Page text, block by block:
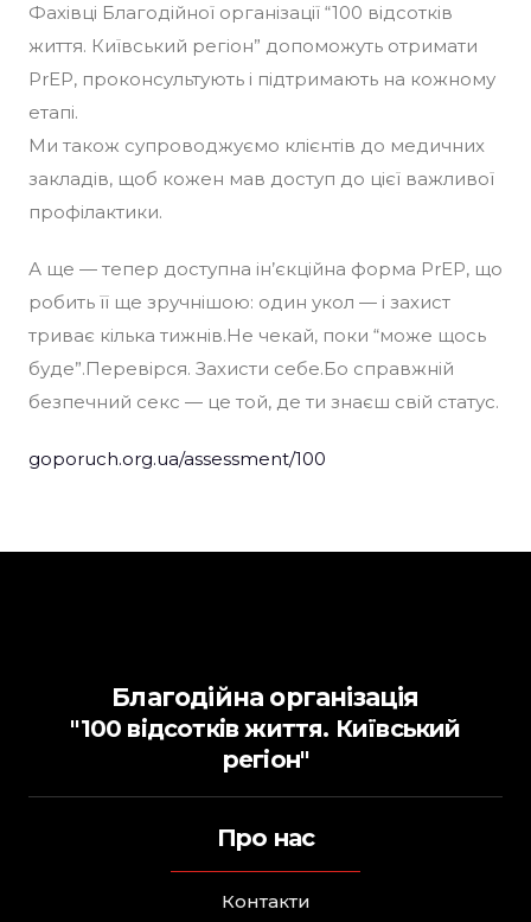
Фахівці Благодійної організації “100 відсотків
життя. Київський регіон” допоможуть отримати
PrEP, проконсультують і підтримають на кожному
етапі.
Ми також супроводжуємо клієнтів до медичних
закладів, щоб кожен мав доступ до цієї важливої
профілактики.
А ще — тепер доступна ін’єкційна форма PrEP, що
робить її ще зручнішою: один укол — і захист
триває кілька тижнів.Не чекай, поки “може щось
буде”.Перевірся. Захисти себе.Бо справжній
безпечний секс — це той, де ти знаєш свій статус.
goporuch.org.ua/assessment/100
Благодійна організація
"100 відсотків життя. Київський
регіон"
Про нас
Контакти